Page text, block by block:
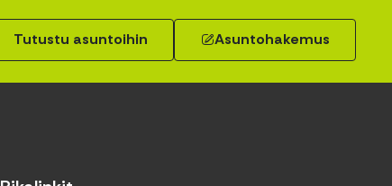
Tutustu asuntoihin Asuntohakemus